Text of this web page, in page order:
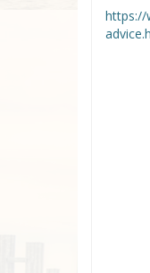
https://